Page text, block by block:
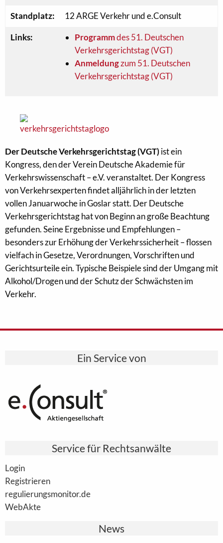
Standplatz: 12 ARGE Verkehr und e.Consult
Links: Programmdes 51. Deutschen
Verkehrsgerichtstag (VGT)
Anmeldungzum 51. Deutschen
Verkehrsgerichtstag (VGT)
Der Deutsche Verkehrsgerichtstag (VGT)ist ein
Kongress, den der Verein Deutsche Akademie für
Verkehrswissenschaft – e.V. veranstaltet. Der Kongress
von Verkehrsexperten findet alljährlich in der letzten
vollen Januarwoche in Goslar statt. Der Deutsche
Verkehrsgerichtstag hat von Beginn an große Beachtung
gefunden. Seine Ergebnisse und Empfehlungen –
besonders zur Erhöhung der Verkehrssicherheit – flossen
vielfach in Gesetze, Verordnungen, Vorschriften und
Gerichtsurteile ein. Typische Beispiele sind der Umgang mit
Alkohol/Drogen und der Schutz der Schwächsten im
Verkehr.
Ein Service von
Service für Rechtsanwälte
Login
Registrieren
regulierungsmonitor.de
WebAkte
News